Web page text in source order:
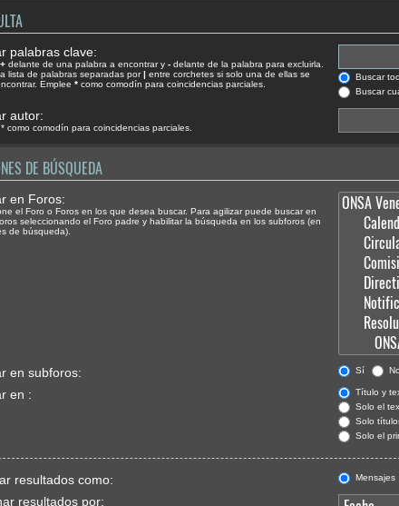
palabras clave:
+ delante de una palabra a encontrar y - delante de la palabra para excluirla.
lista de palabras separadas por| entre corchetes si solo una de ellas se
Emplee * como comodín para coincidencias parciales.
Buscar
Buscar
autor:
como comodín para coincidencias parciales.
DE BÚSQUEDA
en Foros:
el Foro o Foros en los que desea buscar. Para agilizar puede buscar en
seleccionando el Foro padre y habilitar la búsqueda en los subforos (en
de búsqueda).
en subforos: Sí No
en :
Título y
Solo el
Solo
Solo el
resultados como: Mensajes
resultados por: